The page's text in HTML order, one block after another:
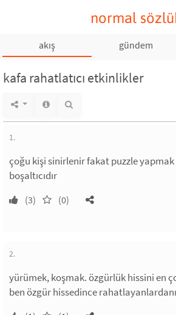
normal
akış gündem
kafa rahatlatıcı etkinlikler
1.
çoğu kişi sinirlenir fakat puzzle
boşaltıcıdır
(3) (0)
2.
yürümek, koşmak. özgürlük hissini en
ben özgür hissedince